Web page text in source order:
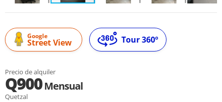
Google
Street View Tour 360º
Precio de alquiler
Q900Mensual
Quetzal